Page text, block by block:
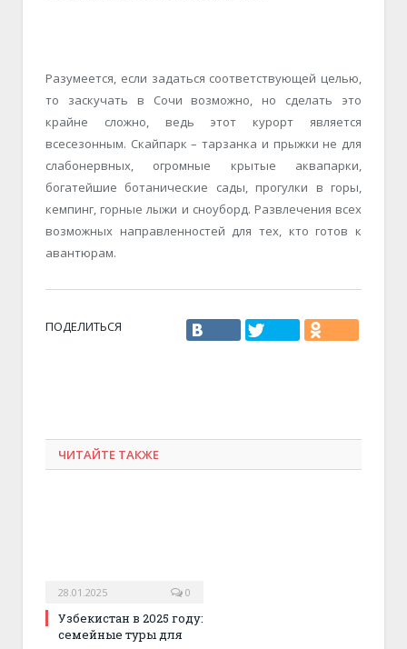
Разумеется, если задаться соответствующей целью,
то заскучать в Сочи возможно, но сделать это
крайне сложно, ведь этот курорт является
всесезонным. Скайпарк – тарзанка и прыжки не для
слабонервных, огромные крытые аквапарки,
богатейшие ботанические сады, прогулки в горы,
кемпинг, горные лыжи и сноуборд. Развлечения всех
возможных направленностей для тех, кто готов к
авантюрам.
ПОДЕЛИТЬСЯ
ЧИТАЙТЕ ТАКЖЕ
28.01.2025 0
Узбекистан в 2025 году:
семейные туры для